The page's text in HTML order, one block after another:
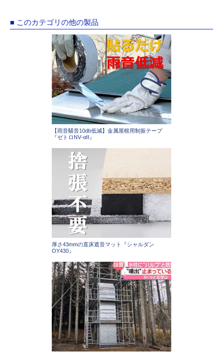
■ このカテゴリの他の製品
【雨音騒音10db低減】金属屋根用制振テープ
『ゼトロNV‐αII』
厚さ43mmの直床遮音マット『シャルダン
OY430』